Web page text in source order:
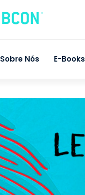
Sobre Nós E-Books